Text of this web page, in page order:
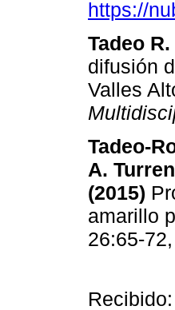
https://
Tadeo
difusión
Valles
Tadeo-
A.
(2015)
amarillo
26:65-